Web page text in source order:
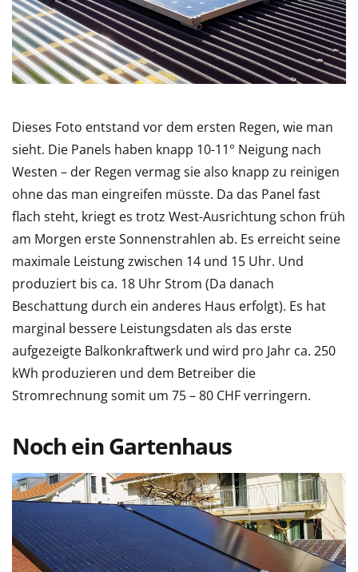
Dieses Foto entstand vor dem ersten Regen, wie man
sieht. Die Panels haben knapp 10-11° Neigung nach
Westen – der Regen vermag sie also knapp zu reinigen
ohne das man eingreifen müsste. Da das Panel fast
flach steht, kriegt es trotz West-Ausrichtung schon früh
am Morgen erste Sonnenstrahlen ab. Es erreicht seine
maximale Leistung zwischen 14 und 15 Uhr. Und
produziert bis ca. 18 Uhr Strom (Da danach
Beschattung durch ein anderes Haus erfolgt). Es hat
marginal bessere Leistungsdaten als das erste
aufgezeigte Balkonkraftwerk und wird pro Jahr ca. 250
kWh produzieren und dem Betreiber die
Stromrechnung somit um 75 – 80 CHF verringern.
Noch ein Gartenhaus